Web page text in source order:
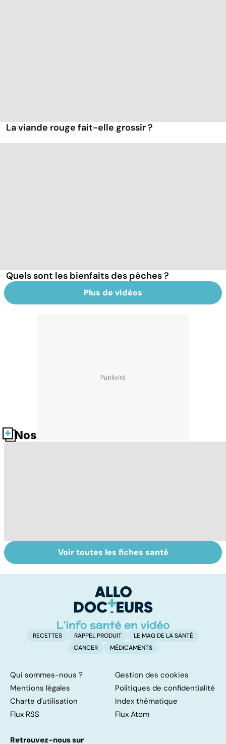
La viande rouge fait-elle grossir ?
Quels sont les bienfaits des pêches ?
Plus de vidéos
Nos fiches santé
Les agrumes et
leurs bienfaits
Le magnésium,
un oligo-élément
Voir toutes les fiches santé
RECETTES RAPPEL PRODUIT
LE MAG DE LA SANTÉ
CANCER
MÉDICAMENTS
Qui sommes-nous ?
Gestion des cookies
Mentions légales
Politiques de confidentialité
Charte d'utilisation
Index thématique
Flux RSS
Flux Atom
Retrouvez-nous sur